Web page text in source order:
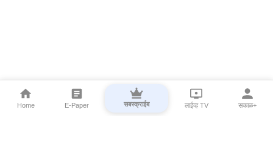
Home E-Paper सबस्क्राईब लाईव्ह TV सकाळ+